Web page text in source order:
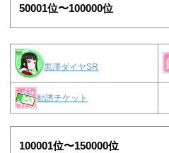
50001位〜100000位
黒澤ダイヤSR
勧誘チケット
100001位〜150000位